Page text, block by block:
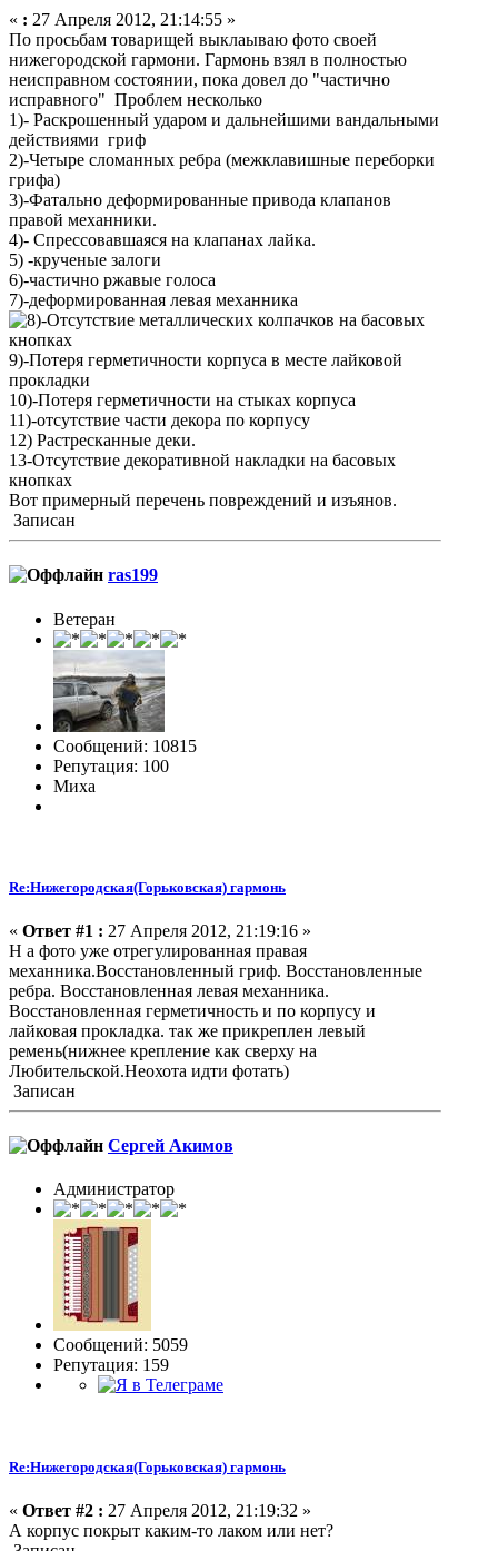
« : 27 Апреля 2012, 21:14:55 »
По просьбам товарищей выклаываю фото своей
нижегородской гармони. Гармонь взял в полностью
неисправном состоянии, пока довел до "частично
исправного" Проблем несколько
1)- Раскрошенный ударом и дальнейшими вандальными
действиями гриф
2)-Четыре сломанных ребра (межклавишные переборки
грифа)
3)-Фатально деформированные привода клапанов
правой механники.
4)- Спрессовавшаяся на клапанах лайка.
5) -крученые залоги
6)-частично ржавые голоса
7)-деформированная левая механника
-Отсутствие металлических колпачков на басовых
кнопках
9)-Потеря герметичности корпуса в месте лайковой
прокладки
10)-Потеря герметичности на стыках корпуса
11)-отсутствие части декора по корпусу
12) Растресканные деки.
13-Отсутствие декоративной накладки на басовых
кнопках
Вот примерный перечень повреждений и изъянов.
Записан
ras199
Ветеран
Сообщений: 10815
Репутация: 100
Миха
Re:Нижегородская(Горьковская) гармонь
« Ответ #1 : 27 Апреля 2012, 21:19:16 »
Н а фото уже отрегулированная правая
механника.Восстановленный гриф. Восстановленные
ребра. Восстановленная левая механника.
Восстановленная герметичность и по корпусу и
лайковая прокладка. так же прикреплен левый
ремень(нижнее крепление как сверху на
Любительской.Неохота идти фотать)
Записан
Сергей Акимов
Администратор
Сообщений: 5059
Репутация: 159
Re:Нижегородская(Горьковская) гармонь
« Ответ #2 : 27 Апреля 2012, 21:19:32 »
А корпус покрыт каким-то лаком или нет?